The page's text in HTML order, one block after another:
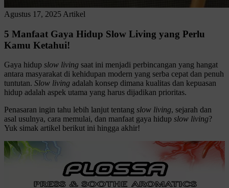
Agustus 17, 2025 Artikel
5 Manfaat Gaya Hidup Slow Living yang Perlu
Kamu Ketahui!
Gaya hidup slow living saat ini menjadi perbincangan yang hangat
antara masyarakat di kehidupan modern yang serba cepat dan penuh
tuntutan. Slow living adalah konsep dimana kualitas dan kepuasan
hidup adalah aspek utama yang harus dijadikan prioritas.
Penasaran ingin tahu lebih lanjut tentang slow living, sejarah dan
asal usulnya, cara memulai, dan manfaat gaya hidup slow living?
Yuk simak artikel berikut ini hingga akhir!